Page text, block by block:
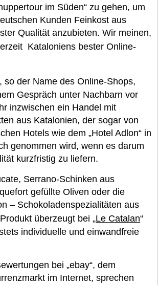
im Süden“ zu gehen, um
Kunden Feinkost aus
Qualität anzubieten. Wir meinen,
Kataloniens bester Online-
so der Name des Online-Shops,
Gespräch unter Nachbarn vor
inzwischen ein Handel mit
aus Katalonien, der sogar von
Hotels wie dem „Hotel Adlon“ in
genommen wird, wenn es darum
kurzfristig zu liefern.
Serrano-Schinken aus
gefüllte Oliven oder die
– Schokoladenspezialitäten aus
überzeugt bei „Le Catalan“
individuelle und einwandfreie
bei „ebay“, dem
im Internet, sprechen